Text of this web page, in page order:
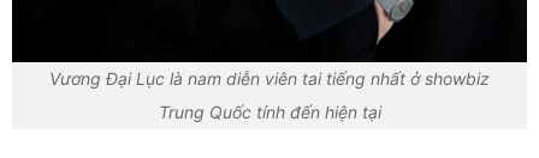
Vương Đại Lục là nam diễn viên tai tiếng nhất ở showbiz
Trung Quốc tính đến hiện tại